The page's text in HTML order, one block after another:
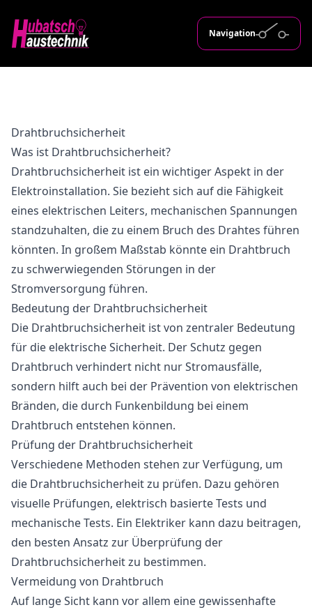
Navigation
Drahtbruchsicherheit
Was ist Drahtbruchsicherheit?
Drahtbruchsicherheit ist ein wichtiger Aspekt in der
Elektroinstallation. Sie bezieht sich auf die Fähigkeit
eines elektrischen Leiters, mechanischen Spannungen
standzuhalten, die zu einem Bruch des Drahtes führen
könnten. In großem Maßstab könnte ein Drahtbruch
zu schwerwiegenden Störungen in der
Stromversorgung führen.
Bedeutung der Drahtbruchsicherheit
Die Drahtbruchsicherheit ist von zentraler Bedeutung
für die elektrische Sicherheit. Der Schutz gegen
Drahtbruch verhindert nicht nur Stromausfälle,
sondern hilft auch bei der Prävention von elektrischen
Bränden, die durch Funkenbildung bei einem
Drahtbruch entstehen können.
Prüfung der Drahtbruchsicherheit
Verschiedene Methoden stehen zur Verfügung, um
die Drahtbruchsicherheit zu prüfen. Dazu gehören
visuelle Prüfungen, elektrisch basierte Tests und
mechanische Tests. Ein Elektriker kann dazu beitragen,
den besten Ansatz zur Überprüfung der
Drahtbruchsicherheit zu bestimmen.
Vermeidung von Drahtbruch
Auf lange Sicht kann vor allem eine gewissenhafte